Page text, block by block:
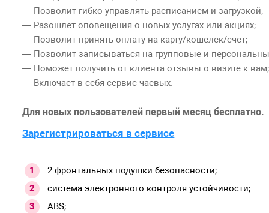
— Позволит гибко управлять расписанием и загрузкой;
— Разошлет оповещения о новых услугах или акциях;
— Позволит принять оплату на карту/кошелек/счет;
— Позволит записываться на групповые и
— Поможет получить от клиента отзывы о визите к вам;
— Включает в себя сервис чаевых.
Для новых пользователей первый месяц бесплатно.
Зарегистрироваться в сервисе
2 фронтальных подушки безопасности;
система электронного контроля устойчивости;
ABS;